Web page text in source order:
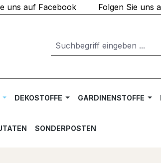
uns auf Facebook Folgen Sie uns
DEKOSTOFFE GARDINENSTOFFE
SONDERPOSTEN